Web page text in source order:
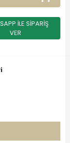
İLE SİPARİŞ
VER